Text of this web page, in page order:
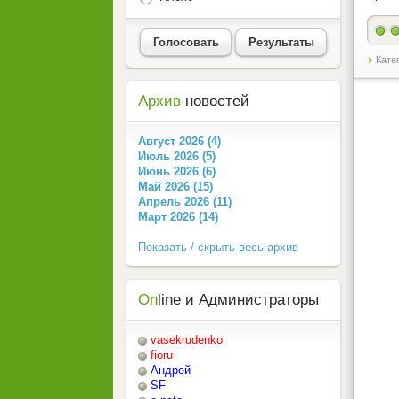
Голосовать Результаты
Архив новостей
Август 2026 (4)
Июль 2026 (5)
Июнь 2026 (6)
Май 2026 (15)
Апрель 2026 (11)
Март 2026 (14)
Показать / скрыть весь архив
On line и Администраторы
vasekrudenko
fioru
Андрей
SF